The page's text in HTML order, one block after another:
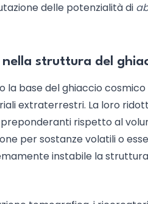
delle potenzialità di
struttura del
la base del ghiaccio
extraterrestri. La loro
rispetto al
per sostanze volatili o
instabile la